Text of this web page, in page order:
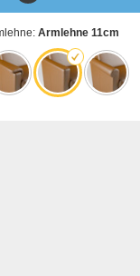
Armlehne 11cm